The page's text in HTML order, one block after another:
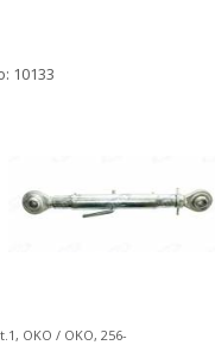
10133
OKO / OKO, 256-